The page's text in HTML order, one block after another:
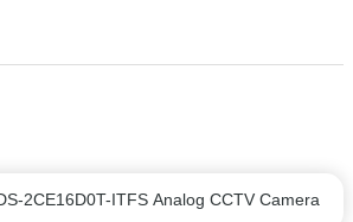
2CE16D0T-ITFS Analog CCTV Camera